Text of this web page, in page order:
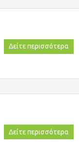
Δείτε περισσότερα
Δείτε περισσότερα